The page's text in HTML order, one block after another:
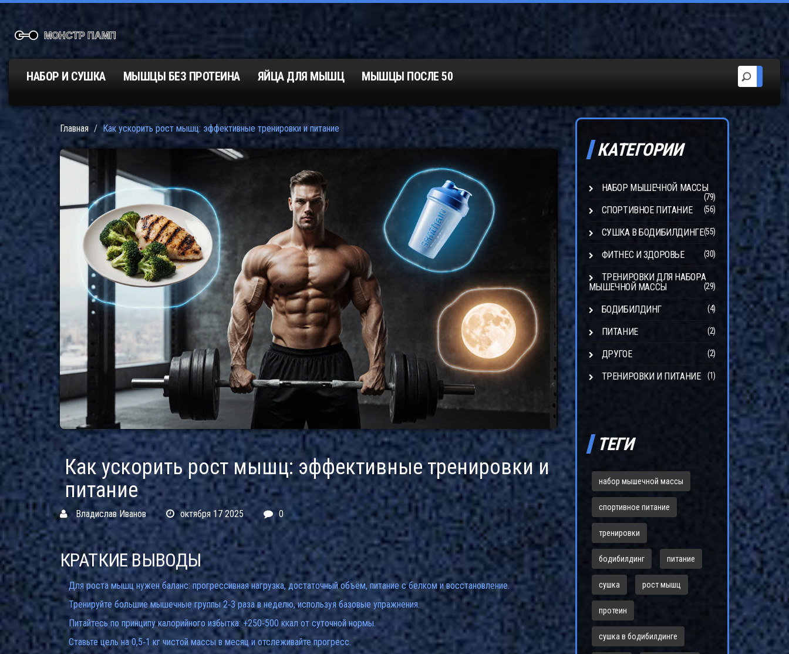
НАБОР И СУШКА МЫШЦЫ БЕЗ ПРОТЕИНА ЯЙЦА ДЛЯ МЫШЦ МЫШЦЫ ПОСЛЕ 50
Главная Как ускорить рост мышц: эффективные тренировки и питание
Как ускорить рост мышц: эффективные тренировки и
питание
Владислав Иванов октября 17 2025 0
КРАТКИЕ ВЫВОДЫ
Для роста мышц нужен баланс: прогрессивная нагрузка, достаточный объём, питание с белком и восстановление.
Тренируйте большие мышечные группы 2‑3 раза в неделю, используя базовые упражнения.
Питайтесь по принципу калорийного избытка: +250‑500 ккал от суточной нормы.
Ставьте цель на 0,5‑1 кг чистой массы в месяц и отслеживайте прогресс.
КАТЕГОРИИ
НАБОР МЫШЕЧНОЙ МАССЫ
(79)
СПОРТИВНОЕ ПИТАНИЕ (56)
СУШКА В БОДИБИЛДИНГЕ(55)
ФИТНЕС И ЗДОРОВЬЕ (30)
ТРЕНИРОВКИ ДЛЯ НАБОРА
МЫШЕЧНОЙ МАССЫ
(29)
БОДИБИЛДИНГ (4)
ПИТАНИЕ (2)
ДРУГОЕ (2)
ТРЕНИРОВКИ И ПИТАНИЕ (1)
ТЕГИ
набор мышечной массы
спортивное питание
тренировки
бодибилдинг питание
сушка рост мышц
протеин
сушка в бодибилдинге